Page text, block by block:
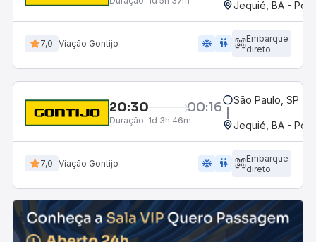
Jequié, BA -
7,0 Viação Gontijo ac_unit wc
Embarque
direto
20:30 00:16
Duração: 1d 3h 46m
São Paulo, SP -
Jequié, BA -
7,0 Viação Gontijo ac_unit wc
Embarque
direto